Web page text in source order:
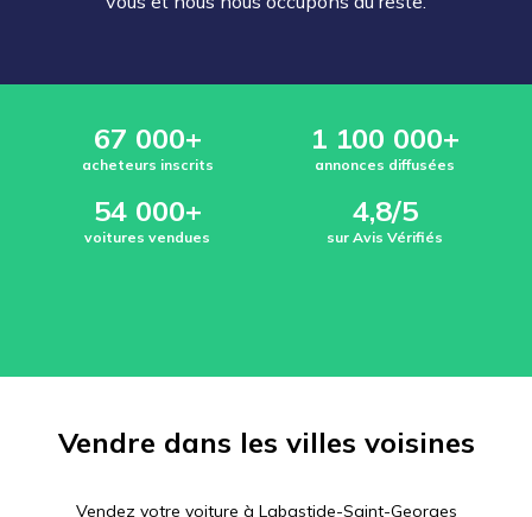
67 000+
acheteurs inscrits
1 100 000+
annonces diffusées
54 000+
voitures vendues
4,8/5
sur Avis Vérifiés
Vendre dans les villes voisines
Vendez votre voiture à Labastide-Saint-Georges